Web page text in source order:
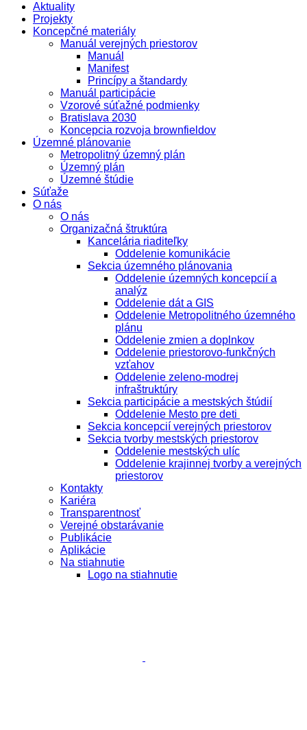
Aktuality
Projekty
Koncepčné materiály
Manuál verejných priestorov
Manuál
Manifest
Princípy a štandardy
Manuál participácie
Vzorové súťažné podmienky
Bratislava 2030
Koncepcia rozvoja brownfieldov
Územné plánovanie
Metropolitný územný plán
Územný plán
Územné štúdie
Súťaže
O nás
O nás
Organizačná štruktúra
Kancelária riaditeľky
Oddelenie komunikácie
Sekcia územného plánovania
Oddelenie územných koncepcií a
analýz
Oddelenie dát a GIS
Oddelenie Metropolitného územného
plánu
Oddelenie zmien a doplnkov
Oddelenie priestorovo-funkčných
vzťahov
Oddelenie zeleno-modrej
infraštruktúry
Sekcia participácie a mestských štúdií
Oddelenie Mesto pre deti
Sekcia koncepcií verejných priestorov
Sekcia tvorby mestských priestorov
Oddelenie mestských ulíc
Oddelenie krajinnej tvorby a verejných
priestorov
Kontakty
Kariéra
Transparentnosť
Verejné obstarávanie
Publikácie
Aplikácie
Na stiahnutie
Logo na stiahnutie